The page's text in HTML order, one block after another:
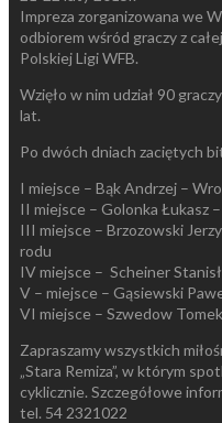
Impreza zorganizowana we
odbiorem wśród graczy z
Polskiej Ligi WFB.
Wzięło w nim udział 90
lat.
Po dwóch dniach zaciętych
I miejsce – Bąk Andrzej –
II miejsce – Golonka Łukasz
III miejsce – Brzozowski
rodu
IV miejsce – Scheiner
V – miejsce – Gąsiewski
VI miejsce – Szwedow
Zapraszamy wszystkich
„Stara Remiza”, w którym
cyklicznie. Szczegółowe
tel. 54 2321022